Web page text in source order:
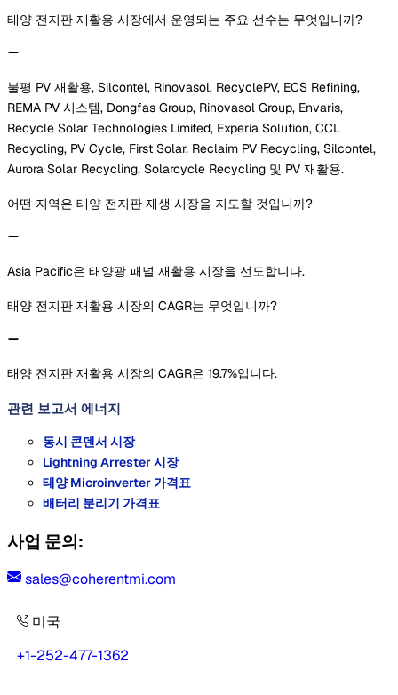
태양 전지판 재활용 시장에서 운영되는 주요 선수는 무엇입니까?
불평 PV 재활용, Silcontel, Rinovasol, RecyclePV, ECS Refining,
REMA PV 시스템, Dongfas Group, Rinovasol Group, Envaris,
Recycle Solar Technologies Limited, Experia Solution, CCL
Recycling, PV Cycle, First Solar, Reclaim PV Recycling, Silcontel,
Aurora Solar Recycling, Solarcycle Recycling 및 PV 재활용.
어떤 지역은 태양 전지판 재생 시장을 지도할 것입니까?
Asia Pacific은 태양광 패널 재활용 시장을 선도합니다.
태양 전지판 재활용 시장의 CAGR는 무엇입니까?
태양 전지판 재활용 시장의 CAGR은 19.7%입니다.
관련 보고서 에너지
동시 콘덴서 시장
Lightning Arrester 시장
태양 Microinverter 가격표
배터리 분리기 가격표
사업 문의:
sales@coherentmi.com
미국
+1-252-477-1362